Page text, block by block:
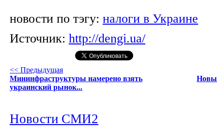
новости по тэгу: налоги в Украине
Источник: http://dengi.ua/
<< Предыдущая
Мининфраструктуры намерено взять
украинский рынок...
Новости СМИ2